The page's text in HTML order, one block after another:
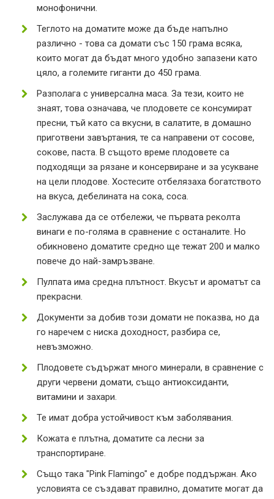
монофонични.
Теглото на доматите може да бъде напълно
различно - това са домати със 150 грама всяка,
които могат да бъдат много удобно запазени като
цяло, а големите гиганти до 450 грама.
Разполага с универсална маса. За тези, които не
знаят, това означава, че плодовете се консумират
пресни, тъй като са вкусни, в салатите, в домашно
приготвени завъртания, те са направени от сосове,
сокове, паста. В същото време плодовете са
подходящи за рязане и консервиране и за усукване
на цели плодове. Хостесите отбелязаха богатството
на вкуса, дебелината на сока, соса.
Заслужава да се отбележи, че първата реколта
винаги е по-голяма в сравнение с останалите. Но
обикновено доматите средно ще тежат 200 и малко
повече до най-замръзване.
Пулпата има средна плътност. Вкусът и ароматът са
прекрасни.
Документи за добив този домати не показва, но да
го наречем с ниска доходност, разбира се,
невъзможно.
Плодовете съдържат много минерали, в сравнение с
други червени домати, също антиоксиданти,
витамини и захари.
Те имат добра устойчивост към заболявания.
Кожата е плътна, доматите са лесни за
транспортиране.
Също така "Pink Flamingo" е добре поддържан. Ако
условията се създават правилно, доматите могат да